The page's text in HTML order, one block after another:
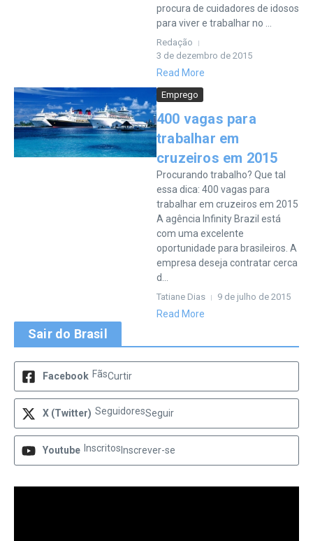
procura de cuidadores de idosos
para viver e trabalhar no ...
Redação
3 de dezembro de 2015
Read More
Emprego
400 vagas para
trabalhar em
cruzeiros em 2015
Procurando trabalho? Que tal
essa dica: 400 vagas para
trabalhar em cruzeiros em 2015
A agência Infinity Brazil está
com uma excelente
oportunidade para brasileiros. A
empresa deseja contratar cerca
d...
Tatiane Dias 9 de julho de 2015
Read More
Sair do Brasil
Facebook FãsCurtir
X (Twitter) SeguidoresSeguir
Youtube Inscritos Inscrever-se